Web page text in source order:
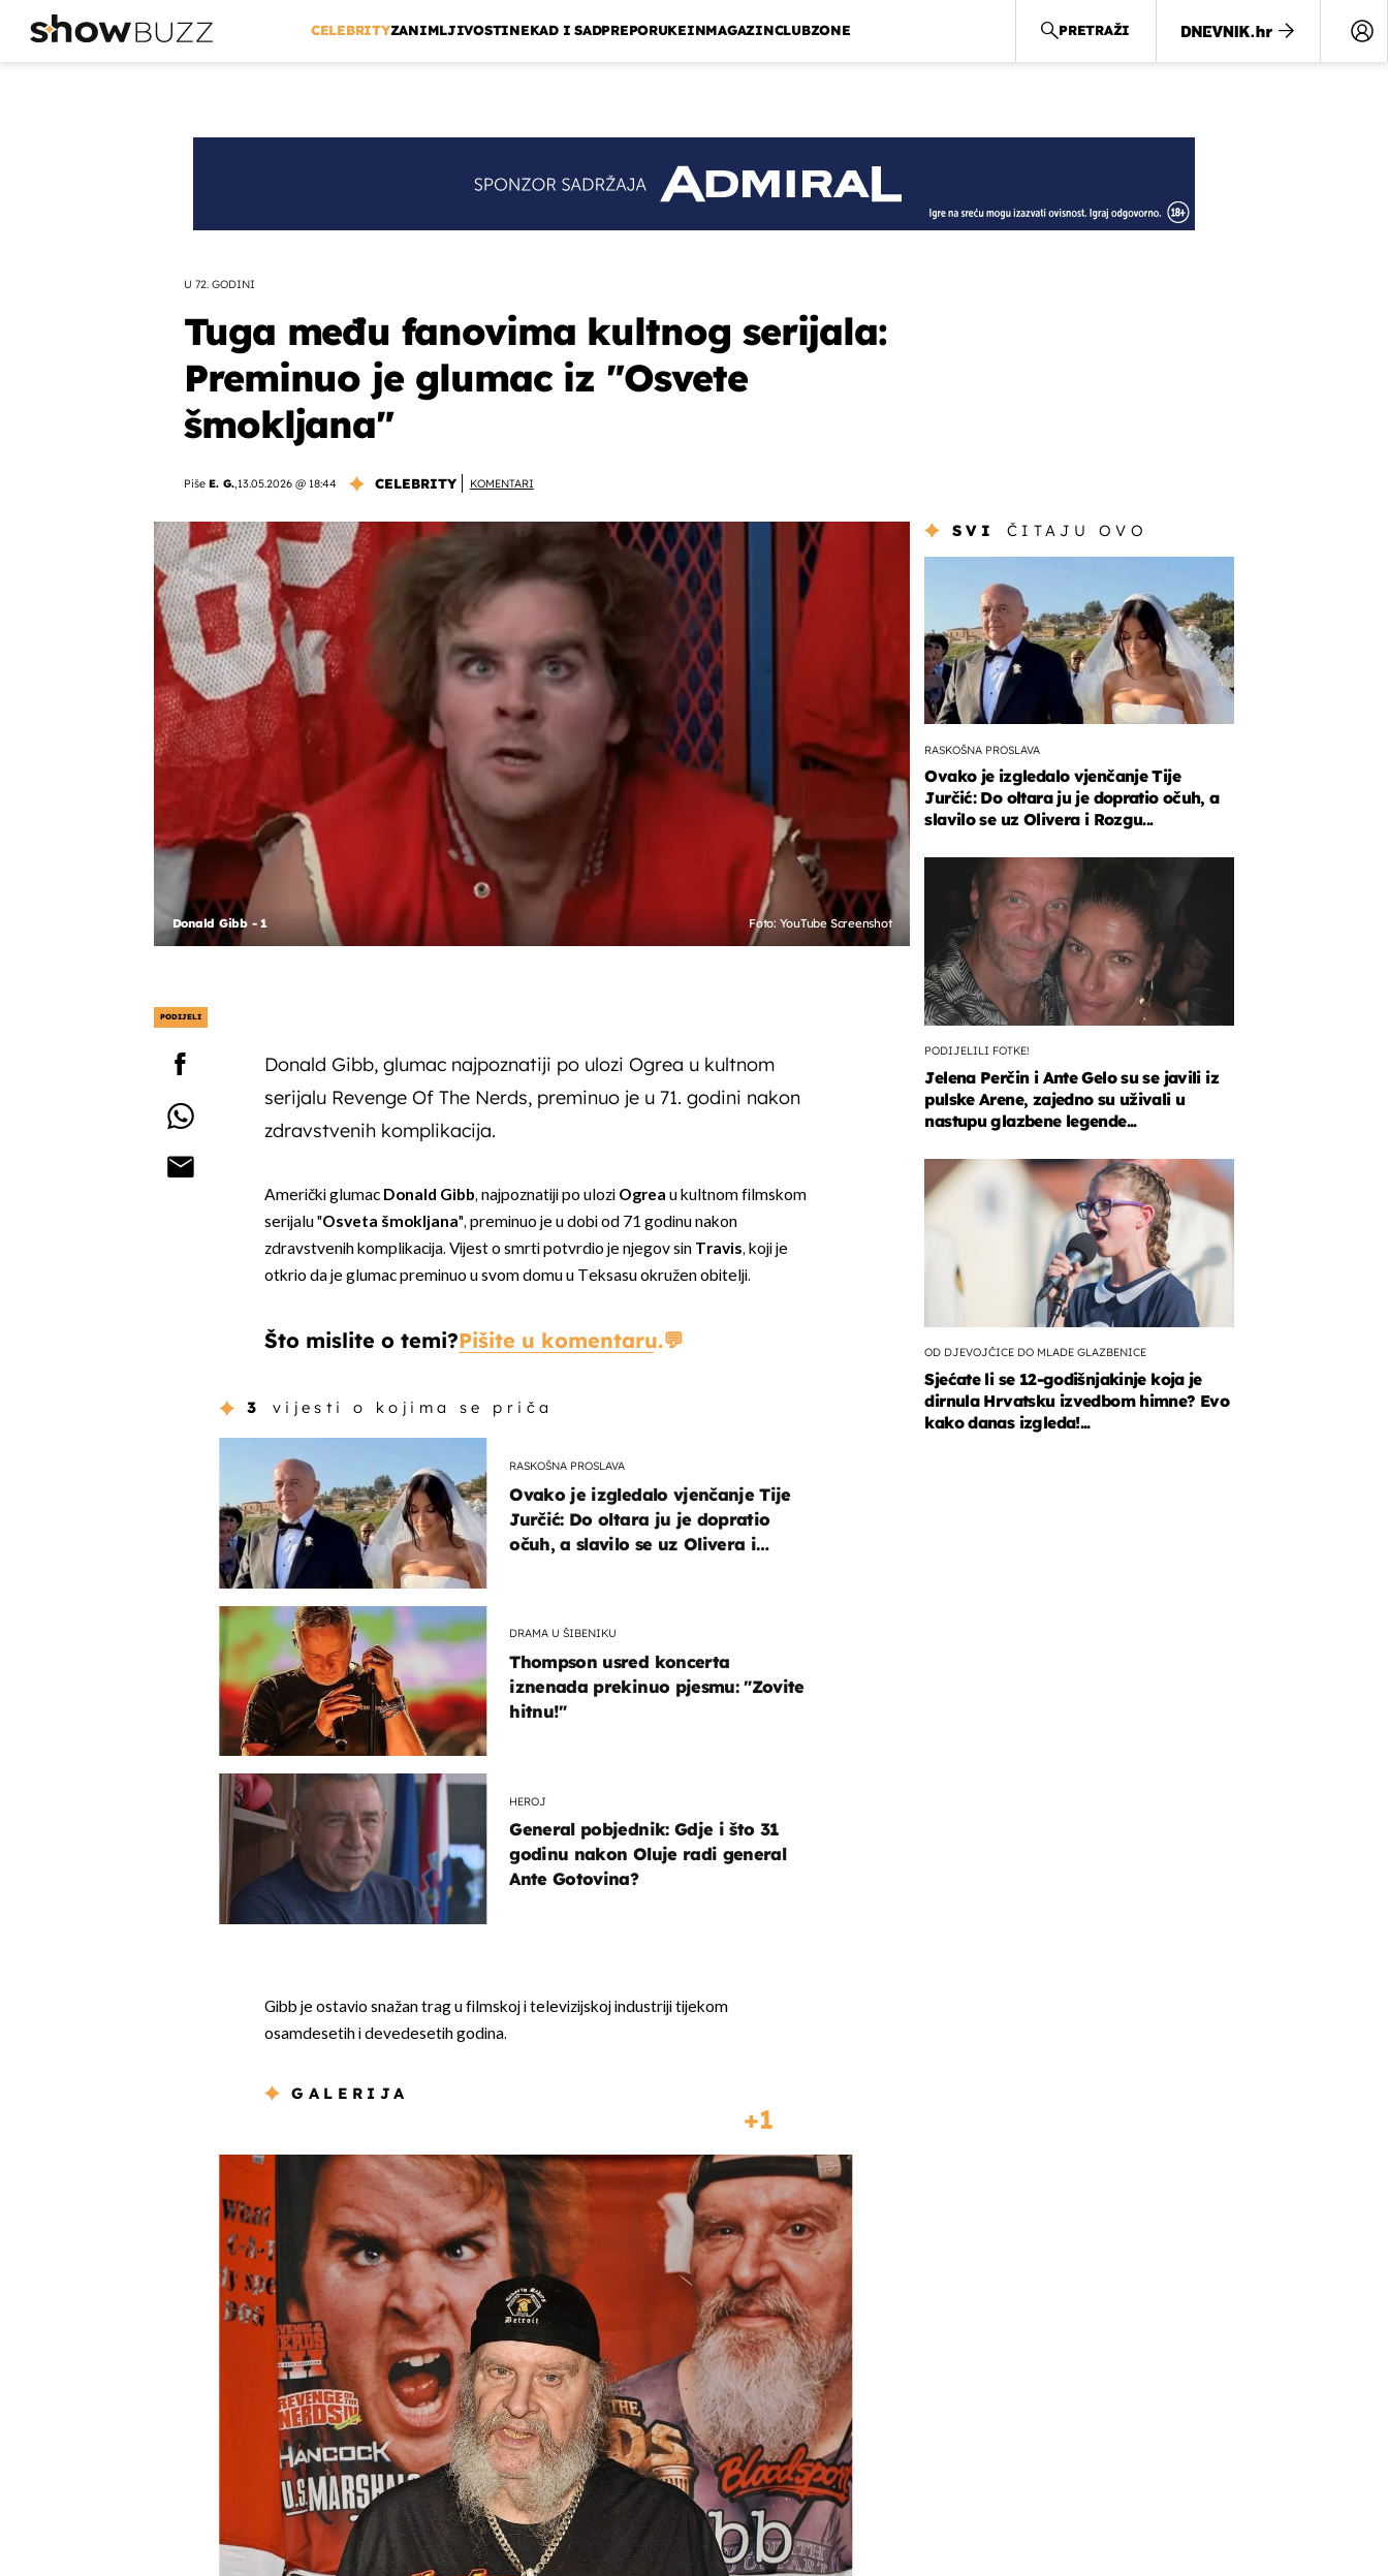
CELEBRITYZANIMLJIVOSTINEKAD I SADPREPORUKEINMAGAZINCLUBZONE PRETRAŽI
U 72. GODINI
Tuga među fanovima kultnog serijala:
Preminuo je glumac iz "Osvete
šmokljana"
Piše E. G.,13.05.2026 @ 18:44 CELEBRITY KOMENTARI
Donald Gibb - 1 Foto: YouTube Screenshot
PODIJELI
Donald Gibb, glumac najpoznatiji po ulozi Ogrea u kultnom
serijalu Revenge Of The Nerds, preminuo je u 71. godini nakon
zdravstvenih komplikacija.
Američki glumac Donald Gibb, najpoznatiji po ulozi Ogrea u kultnom filmskom
serijalu "Osveta šmokljana", preminuo je u dobi od 71 godinu nakon
zdravstvenih komplikacija. Vijest o smrti potvrdio je njegov sin Travis, koji je
otkrio da je glumac preminuo u svom domu u Teksasu okružen obitelji.
Što mislite o temi?Pišite u komentaru.
3 vijesti o kojima se priča
RASKOŠNA PROSLAVA
Ovako je izgledalo vjenčanje Tije
Jurčić: Do oltara ju je dopratio
očuh, a slavilo se uz Olivera i
DRAMA U ŠIBENIKU
Thompson usred koncerta
iznenada prekinuo pjesmu: "Zovite
hitnu!"
HEROJ
General pobjednik: Gdje i što 31
godinu nakon Oluje radi general
Ante Gotovina?
Gibb je ostavio snažan trag u filmskoj i televizijskoj industriji tijekom
osamdesetih i devedesetih godina.
GALERIJA
1
SVI ČITAJU OVO
RASKOŠNA PROSLAVA
Ovako je izgledalo vjenčanje Tije
Jurčić: Do oltara ju je dopratio očuh, a
slavilo se uz Olivera i Rozgu...
PODIJELILI FOTKE!
Jelena Perčin i Ante Gelo su se javili iz
pulske Arene, zajedno su uživali u
nastupu glazbene legende...
OD DJEVOJČICE DO MLADE GLAZBENICE
Sjećate li se 12-godišnjakinje koja je
dirnula Hrvatsku izvedbom himne? Evo
kako danas izgleda!...
OMOGUĆI OBAVIJESTI